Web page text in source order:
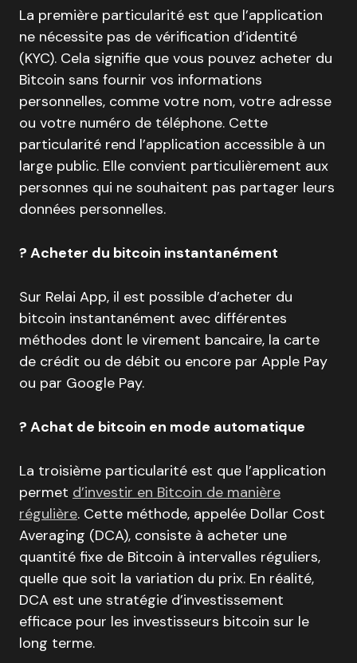
La première particularité est que l’application
ne nécessite pas de vérification d’identité
(KYC). Cela signifie que vous pouvez acheter du
Bitcoin sans fournir vos informations
personnelles, comme votre nom, votre adresse
ou votre numéro de téléphone. Cette
particularité rend l’application accessible à un
large public. Elle convient particulièrement aux
personnes qui ne souhaitent pas partager leurs
données personnelles.
? Acheter du bitcoin instantanément
Sur Relai App, il est possible d’acheter du
bitcoin instantanément avec différentes
méthodes dont le virement bancaire, la carte
de crédit ou de débit ou encore par Apple Pay
ou par Google Pay.
? Achat de bitcoin en mode automatique
La troisième particularité est que l’application
permet d’investir en Bitcoin de manière
régulière. Cette méthode, appelée Dollar Cost
Averaging (DCA), consiste à acheter une
quantité fixe de Bitcoin à intervalles réguliers,
quelle que soit la variation du prix. En réalité,
DCA est une stratégie d’investissement
efficace pour les investisseurs bitcoin sur le
long terme.